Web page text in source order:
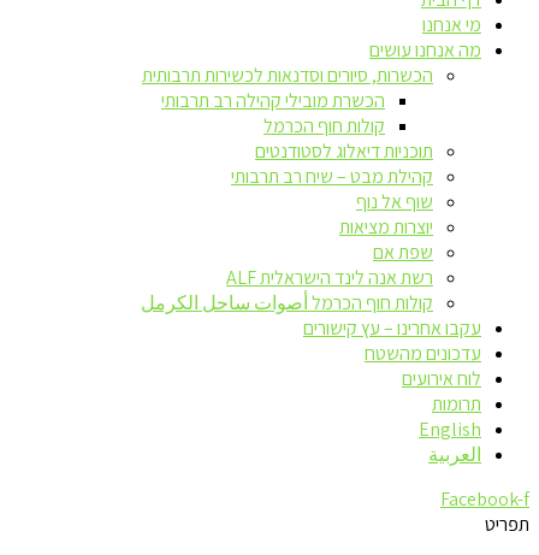
מי אנחנו
מה אנחנו עושים
הכשרות, סיורים וסדנאות לכשירות תרבותית
הכשרת מובילי קהילה רב תרבותי
קולות חוף הכרמל
תוכניות דיאלוג לסטודנטים
קהילת מבט – שיח רב תרבותי
שוף אל נוף
יוצרות מציאות
שפת אם
רשת אנה לינד הישראלית ALF
קולות חוף הכרמל أصوات ساحل الكرمل
עקבו אחרינו – עץ קישורים
עדכונים מהשטח
לוח אירועים
תרומות
English
العربية
Facebook-f
תפריט